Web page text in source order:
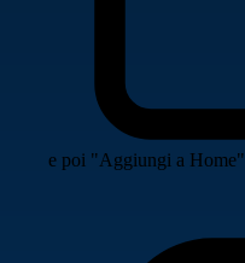
e poi "Aggiungi a Home"